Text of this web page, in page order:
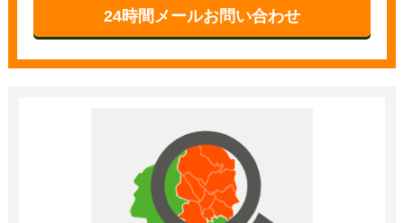
24時間メールお問い合わせ